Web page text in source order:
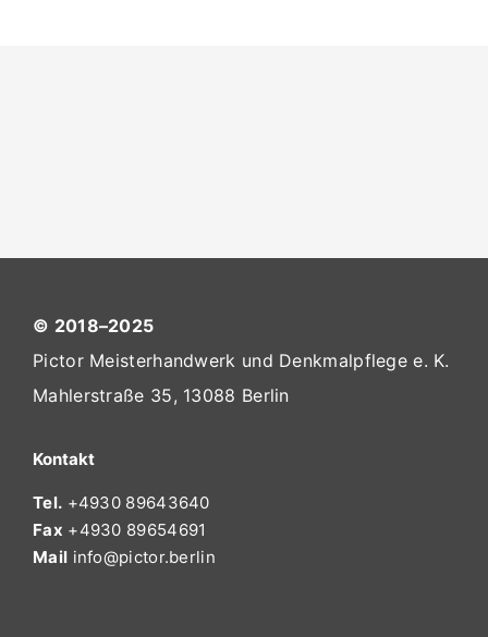
© 2018–2025
Pictor Meisterhandwerk und Denkmalpflege e. K.
Mahlerstraße 35, 13088 Berlin
Kontakt
Tel. +4930 89643640
Fax +4930 89654691
Mail info@pictor.berlin